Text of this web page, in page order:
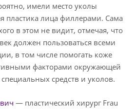
имели место уколы
пластика лица филлерами. Сама
в этом не видит, отмечая, что
должен пользоваться всеми
в том числе помогать коже
факторами окружающей
средств и уколов.
— пластический хирург Frau